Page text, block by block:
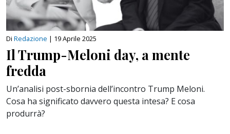
Di Redazione | 19 Aprile 2025
Il Trump-Meloni day, a mente
fredda
Un’analisi post-sbornia dell’incontro Trump Meloni.
Cosa ha significato davvero questa intesa? E cosa
produrrà?